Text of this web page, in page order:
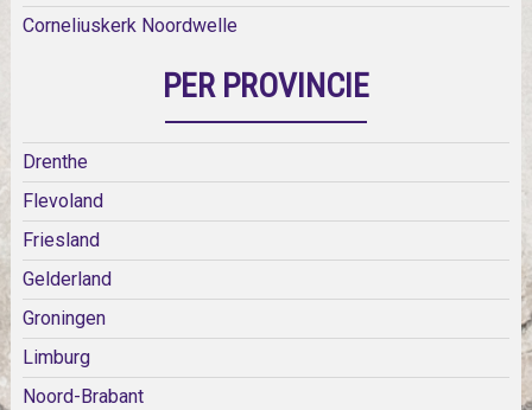
Corneliuskerk Noordwelle
PER PROVINCIE
Drenthe
Flevoland
Friesland
Gelderland
Groningen
Limburg
Noord-Brabant